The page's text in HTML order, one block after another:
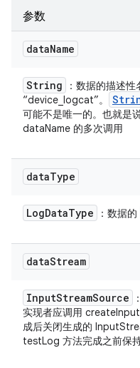
参数
dataName
String
：数据的描述
“device_logcat”。
可能不是唯一的。也就是
dataName 的多次调用
dataType
LogDataType ：数据的
dataStream
InputStreamSource
实现者应调用
成后关闭生成的
testLog 方法完成之前保